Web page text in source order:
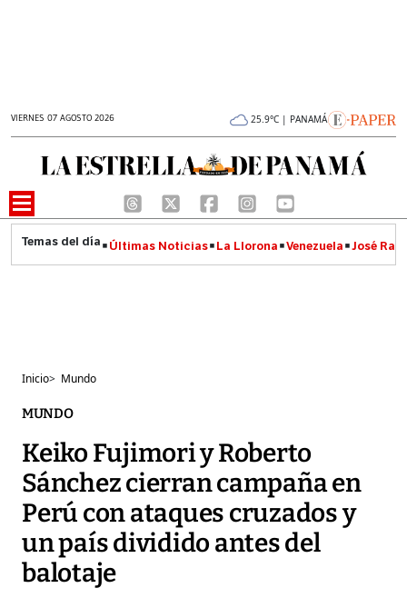
VIERNES 07 AGOSTO 2026 25.9°C | PANAMÁ
Últimas Noticias La Llorona Venezuela José
Inicio> Mundo
MUNDO
Keiko Fujimori y Roberto
Sánchez cierran campaña en
Perú con ataques cruzados y
un país dividido antes del
balotaje